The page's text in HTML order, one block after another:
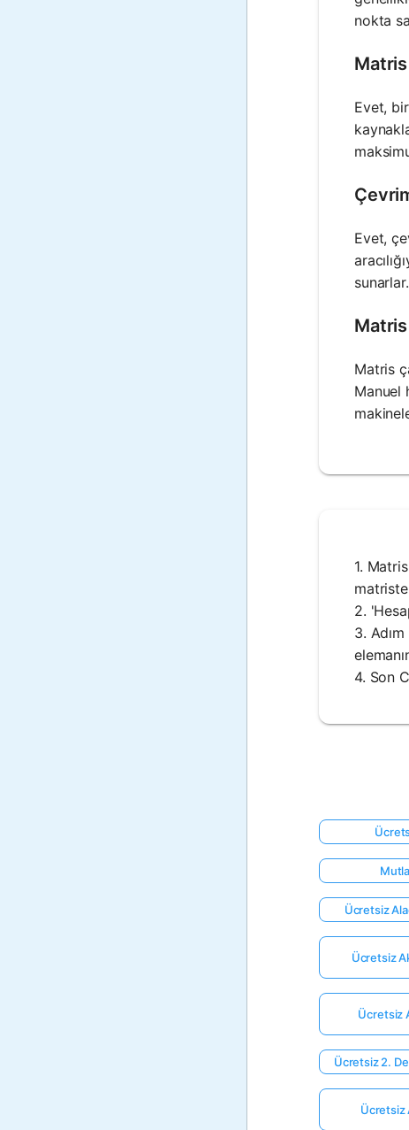
nokta
Matris
Evet,
Evet,
sunarlar.
Matris
Matris
Manuel
1.
2.
3.
4. Son
Ücretsiz
Ücretsiz
Ücretsiz
Ücretsiz 2.
Ücretsiz